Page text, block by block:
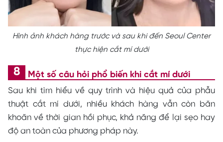
Hình ảnh khách hàng trước và sau khi đến Seoul Center
thực hiện cắt mí dưới
Một số câu hỏi phổ biến khi cắt mí dưới
Sau khi tìm hiểu về quy trình và hiệu quả của phẫu
thuật cắt mí dưới, nhiều khách hàng vẫn còn băn
khoăn về thời gian hồi phục, khả năng để lại sẹo hay
độ an toàn của phương pháp này.